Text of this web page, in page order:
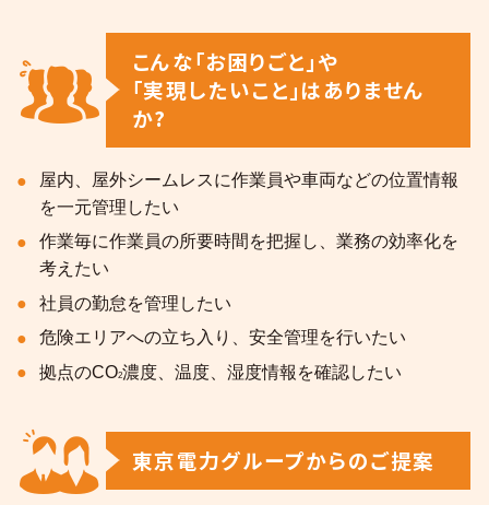
商材一覧
地域のお困りごとを解決します
こんな｢お困りごと｣や
｢実現したいこと｣はありません
か?
屋内、屋外シームレスに作業員や車両などの位置情報
を一元管理したい
作業毎に作業員の所要時間を把握し、業務の効率化を
考えたい
社員の勤怠を管理したい
危険エリアへの立ち入り、安全管理を行いたい
拠点のCO2濃度、温度、湿度情報を確認したい
東京電力グループからのご提案